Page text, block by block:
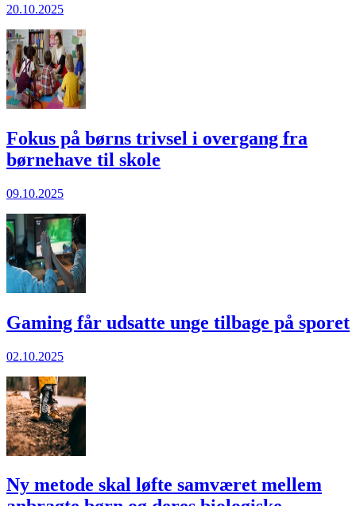
20.10.2025
Fokus på børns trivsel i overgang fra
børnehave til skole
09.10.2025
Gaming får ud­sat­te unge til­bage på spo­ret
02.10.2025
Ny metode skal løfte samværet mellem